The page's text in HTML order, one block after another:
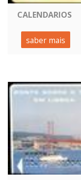
CALENDARIOS
saber mais